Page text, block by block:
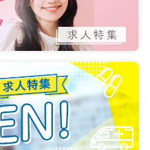
一時募集休止
担当業務未経験可
34万円以上可